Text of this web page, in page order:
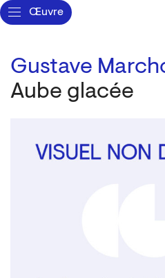
Œuvre
Gustave
Aube glacée